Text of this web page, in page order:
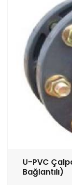
U-PVC
Bağlantılı)